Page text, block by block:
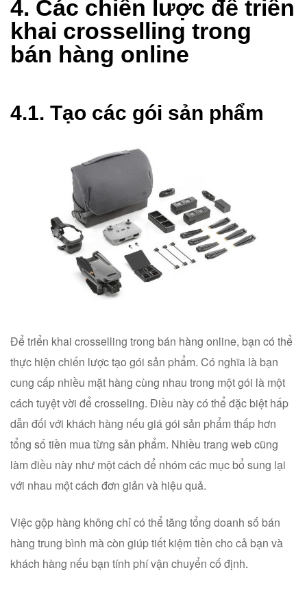
4. Các chiến lược để triển
khai crosselling trong
bán hàng online
4.1. Tạo các gói sản phẩm
Để triển khai crosselling trong bán hàng online, bạn có thể
thực hiện chiến lược tạo gói sản phẩm. Có nghĩa là bạn
cung cấp nhiều mặt hàng cùng nhau trong một gói là một
cách tuyệt vời để crosseling. Điều này có thể đặc biệt hấp
dẫn đối với khách hàng nếu giá gói sản phẩm thấp hơn
tổng số tiền mua từng sản phẩm. Nhiều trang web cũng
làm điều này như một cách để nhóm các mục bổ sung lại
với nhau một cách đơn giản và hiệu quả.
Việc gộp hàng không chỉ có thể tăng tổng doanh số bán
hàng trung bình mà còn giúp tiết kiệm tiền cho cả bạn và
khách hàng nếu bạn tính phí vận chuyển cố định.